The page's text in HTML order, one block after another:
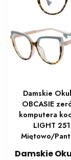
Damskie
OBCASIE
komputera
LIGHT
Miętowo/
Damskie